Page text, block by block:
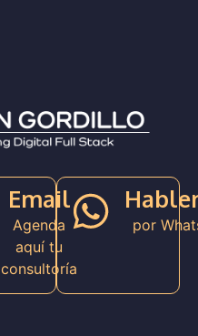
Email
Agenda
aquí tu
consultoría
por